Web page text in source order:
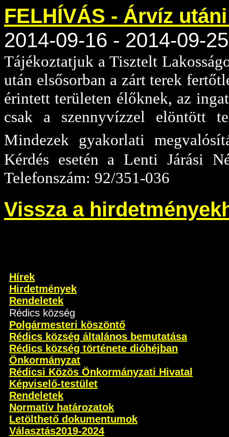
FELHÍVÁS - Árvíz
2014-09-16 - 2014-09-25
Tájékoztatjuk a Tisztelt
után elsősorban a zárt terek
érintett területen élőknek, az
csak a szennyvízzel elöntött
Mindezek gyakorlati
Kérdés esetén a Lenti Járási
Telefonszám: 92/351-036
Vissza a
Hírek
Hirdetmények
Rendeletek
Rédics község
Polgármesteri köszöntő
Rédics község általános bemutatása
Rédics község története dióhéjban
Önkormányzat
Rédicsi Közös Önkormányzati Hivatal
Képviselő-testület
Rendeletek
Normatív határozatok
Letölthető dokumentumok
Választás2019-2024